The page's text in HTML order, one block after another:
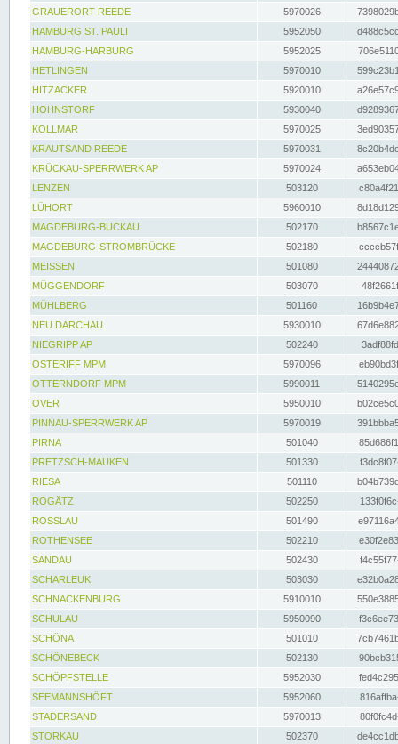
GRAUERORT REEDE
5970026
HAMBURG ST. PAULI
5952050
HAMBURG-HARBURG
5952025
HETLINGEN
5970010
HITZACKER
5920010
HOHNSTORF
5930040
KOLLMAR
5970025
KRAUTSAND REEDE
5970031
KRÜCKAU-SPERRWERK AP
5970024
LENZEN
503120
LÜHORT
5960010
MAGDEBURG-BUCKAU
502170
MAGDEBURG-STROMBRÜCKE
502180
MEISSEN
501080
MÜGGENDORF
503070
MÜHLBERG
501160
NEU DARCHAU
5930010
NIEGRIPP AP
502240
OSTERIFF MPM
5970096
OTTERNDORF MPM
5990011
OVER
5950010
PINNAU-SPERRWERK AP
5970019
PIRNA
501040
PRETZSCH-MAUKEN
501330
RIESA
501110
ROGÄTZ
502250
ROSSLAU
501490
ROTHENSEE
502210
SANDAU
502430
SCHARLEUK
503030
SCHNACKENBURG
5910010
SCHULAU
5950090
SCHÖNA
501010
SCHÖNEBECK
502130
SCHÖPFSTELLE
5952030
SEEMANNSHÖFT
5952060
STADERSAND
5970013
STORKAU
502370